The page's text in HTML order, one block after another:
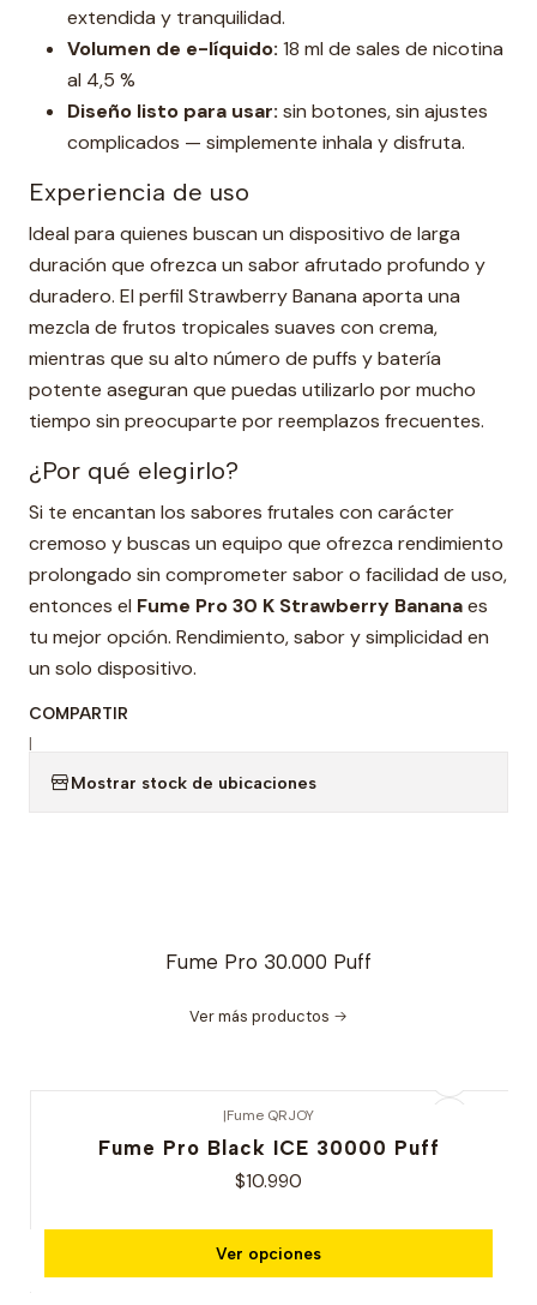
extendida y tranquilidad.
Volumen de e-líquido: 18 ml de sales de nicotina
al 4,5 %
Diseño listo para usar: sin botones, sin ajustes
complicados — simplemente inhala y disfruta.
Experiencia de uso
Ideal para quienes buscan un dispositivo de larga
duración que ofrezca un sabor afrutado profundo y
duradero. El perfil Strawberry Banana aporta una
mezcla de frutos tropicales suaves con crema,
mientras que su alto número de puffs y batería
potente aseguran que puedas utilizarlo por mucho
tiempo sin preocuparte por reemplazos frecuentes.
¿Por qué elegirlo?
Si te encantan los sabores frutales con carácter
cremoso y buscas un equipo que ofrezca rendimiento
prolongado sin comprometer sabor o facilidad de uso,
entonces el Fume Pro 30 K Strawberry Bananaes
tu mejor opción. Rendimiento, sabor y simplicidad en
un solo dispositivo.
COMPARTIR
|
Mostrar stock de ubicaciones
Fume Pro 30.000 Puff
Ver más productos
|Fume QRJOY
Fume Pro Black ICE 30000 Puff
$10.990
Ver opciones